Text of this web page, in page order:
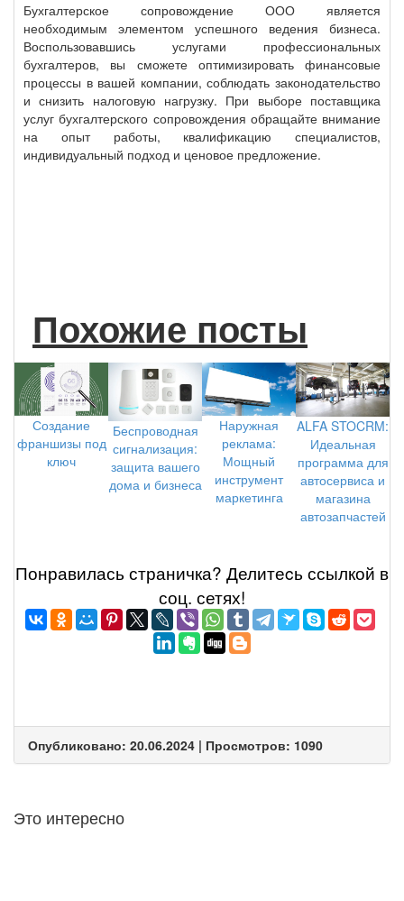
Бухгалтерское сопровождение ООО является
необходимым элементом успешного ведения бизнеса.
Воспользовавшись услугами профессиональных
бухгалтеров, вы сможете оптимизировать финансовые
процессы в вашей компании, соблюдать законодательство
и снизить налоговую нагрузку. При выборе поставщика
услуг бухгалтерского сопровождения обращайте внимание
на опыт работы, квалификацию специалистов,
индивидуальный подход и ценовое предложение.
Похожие посты
Создание
франшизы под
ключ
Беспроводная
сигнализация:
защита вашего
дома и бизнеса
Наружная
реклама:
Мощный
инструмент
маркетинга
ALFA STOCRM:
Идеальная
программа для
автосервиса и
магазина
автозапчастей
Понравилась страничка? Делитеcь ссылкой в
соц. сетях!
Опубликовано: 20.06.2024 | Просмотров: 1090
Это интересно